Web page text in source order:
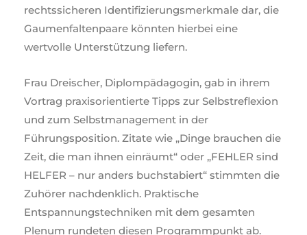
rechtssicheren Identifizierungsmerkmale dar, die
Gaumenfaltenpaare könnten hierbei eine
wertvolle Unterstützung liefern.
Frau Dreischer, Diplompädagogin, gab in ihrem
Vortrag praxisorientierte Tipps zur Selbstreflexion
und zum Selbstmanagement in der
Führungsposition. Zitate wie „Dinge brauchen die
Zeit, die man ihnen einräumt“ oder „FEHLER sind
HELFER – nur anders buchstabiert“ stimmten die
Zuhörer nachdenklich. Praktische
Entspannungstechniken mit dem gesamten
Plenum rundeten diesen Programmpunkt ab.